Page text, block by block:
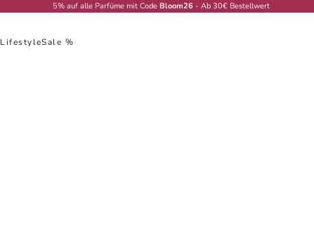
5% auf alle Parfüme mit Code Bloom26- Ab 30€ Bestellwert
LifestyleSale %